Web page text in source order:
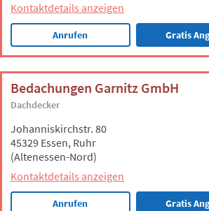
Kontaktdetails anzeigen
Anrufen Gratis
Bedachungen Garnitz GmbH
Dachdecker
Johanniskirchstr. 80
45329 Essen, Ruhr
(Altenessen-Nord)
Kontaktdetails anzeigen
Anrufen Gratis